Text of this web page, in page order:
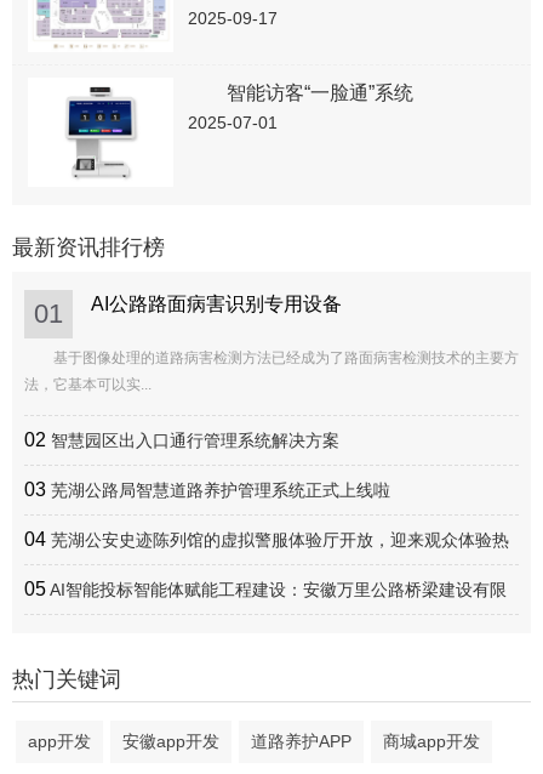
2025-09-17
智能访客“一脸通”系统
2025-07-01
最新资讯排行榜
01 AI公路路面病害识别专用设备
基于图像处理的道路病害检测方法已经成为了路面病害检测技术的主要方
法，它基本可以实...
02 智慧园区出入口通行管理系统解决方案
03 芜湖公路局智慧道路养护管理系统正式上线啦
04 芜湖公安史迹陈列馆的虚拟警服体验厅开放，迎来观众体验热
潮
05AI智能投标智能体赋能工程建设：安徽万里公路桥梁建设有限
热门关键词
app开发 安徽app开发 道路养护APP 商城app开发